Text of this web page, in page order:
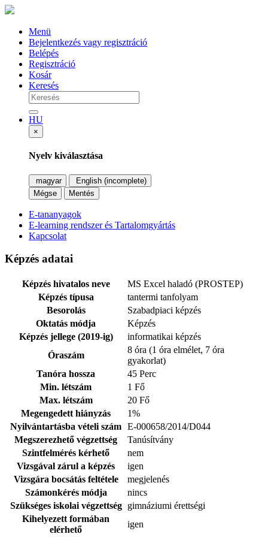
Menü
Bejelentkezés vagy regisztráció
Belépés
Regisztráció
Kosár
Keresés
HU
×
Nyelv kiválasztása
magyar
English (incomplete)
Mégse
Mentés
E-tananyagok
E-learning rendszer és Tartalomgyártás
Kapcsolat
Képzés adatai
Képzés hivatalos neve
MS Excel haladó (PROSTEP)
Képzés típusa
tantermi tanfolyam
Besorolás
Szabadpiaci képzés
Oktatás módja
Képzés
Képzés jellege (2019-ig)
informatikai képzés
Óraszám
8 óra (1 óra elmélet, 7 óra
gyakorlat)
Tanóra hossza
45 Perc
Min. létszám
1 Fő
Max. létszám
20 Fő
Megengedett hiányzás
1%
Nyilvántartásba vételi szám E-000658/2014/D044
Megszerezhető végzettség
Tanúsítvány
Szintfelmérés kérhető
nem
Vizsgával zárul a képzés
igen
Vizsgára bocsátás feltétele
megjelenés
Számonkérés módja
nincs
Szükséges iskolai végzettség
gimnáziumi érettségi
Kihelyezett formában
elérhető
igen